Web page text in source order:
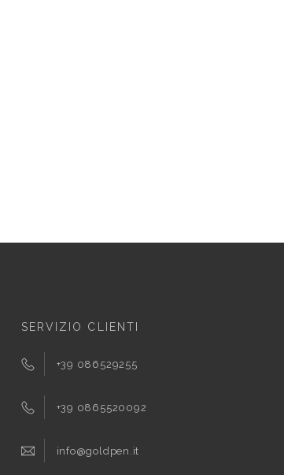
SERVIZIO CLIENTI
+39 086529255
+39 0865520092
info@goldpen.it